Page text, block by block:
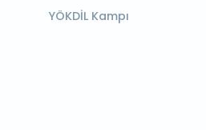
YÖKDİL Kampı